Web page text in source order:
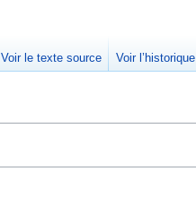
Voir le texte source Voir l’historique